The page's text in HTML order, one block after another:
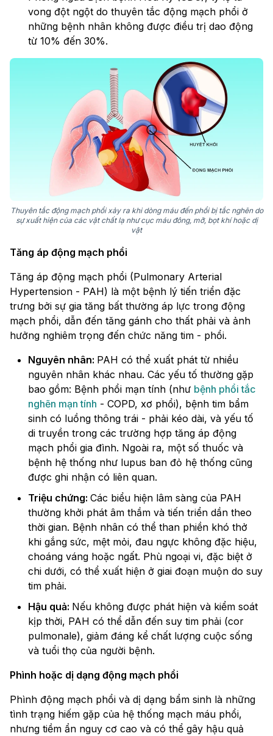
vong đột ngột do thuyên tắc động mạch phổi ở
những bệnh nhân không được điều trị dao động
từ 10% đến 30%.
Thuyên tắc động mạch phổi xảy ra khi dòng máu đến phổi bị tắc nghẽn do
sự xuất hiện của các vật chất lạ như cục máu đông, mỡ, bọt khí hoặc dị
vật
Tăng áp động mạch phổi
Tăng áp động mạch phổi (Pulmonary Arterial
Hypertension - PAH) là một bệnh lý tiến triển đặc
trưng bởi sự gia tăng bất thường áp lực trong động
mạch phổi, dẫn đến tăng gánh cho thất phải và ảnh
hưởng nghiêm trọng đến chức năng tim - phổi.
Nguyên nhân: PAH có thể xuất phát từ nhiều
nguyên nhân khác nhau. Các yếu tố thường gặp
bao gồm: Bệnh phổi mạn tính (như bệnh phổi tắc
nghẽn mạn tính - COPD, xơ phổi), bệnh tim bẩm
sinh có luồng thông trái - phải kéo dài, và yếu tố
di truyền trong các trường hợp tăng áp động
mạch phổi gia đình. Ngoài ra, một số thuốc và
bệnh hệ thống như lupus ban đỏ hệ thống cũng
được ghi nhận có liên quan.
Triệu chứng: Các biểu hiện lâm sàng của PAH
thường khởi phát âm thầm và tiến triển dần theo
thời gian. Bệnh nhân có thể than phiền khó thở
khi gắng sức, mệt mỏi, đau ngực không đặc hiệu,
choáng váng hoặc ngất. Phù ngoại vi, đặc biệt ở
chi dưới, có thể xuất hiện ở giai đoạn muộn do suy
tim phải.
Hậu quả: Nếu không được phát hiện và kiểm soát
kịp thời, PAH có thể dẫn đến suy tim phải (cor
pulmonale), giảm đáng kể chất lượng cuộc sống
và tuổi thọ của người bệnh.
Phình hoặc dị dạng động mạch phổi
Phình động mạch phổi và dị dạng bẩm sinh là những
tình trạng hiếm gặp của hệ thống mạch máu phổi,
nhưng tiềm ẩn nguy cơ cao và có thể gây hậu quả